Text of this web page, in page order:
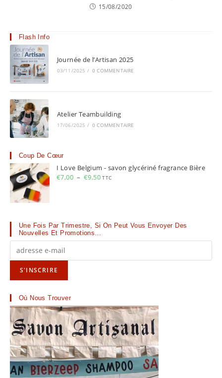
15/08/2020
Flash Info
Journée de l’Artisan 2025
03/11/2025 / 0 COMMENTAIRE
Atelier Teambuilding
17/06/2025 / 0 COMMENTAIRE
Coup De Cœur
I Love Belgium - savon glycériné fragrance Bière
€7,00 – €9,50 TTC
Une Fois Par Trimestre, Si On Peut Vous Envoyer Des
Nouvelles Et Promotions…
Où Nous Trouver